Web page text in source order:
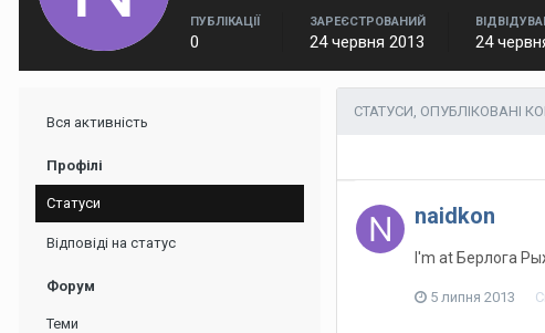
ПУБЛІКАЦІЇ
0
ЗАРЕЄСТРОВАНИЙ
24 червня 2013 24
Вся активність
Профілі
Статуси
Відповіді на статус
Форум
Теми
СТАТУСИ, ОПУБЛІКОВАНІ
naidkon
I'm at Берлога
5 липня 2013